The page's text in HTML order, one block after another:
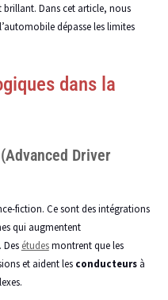
brillant. Dans cet article, nous
dépasse les limites
dans la
Driver
fiction. Ce sont des intégrations
qui augmentent
étudesmontrent que les
et aident les conducteursà